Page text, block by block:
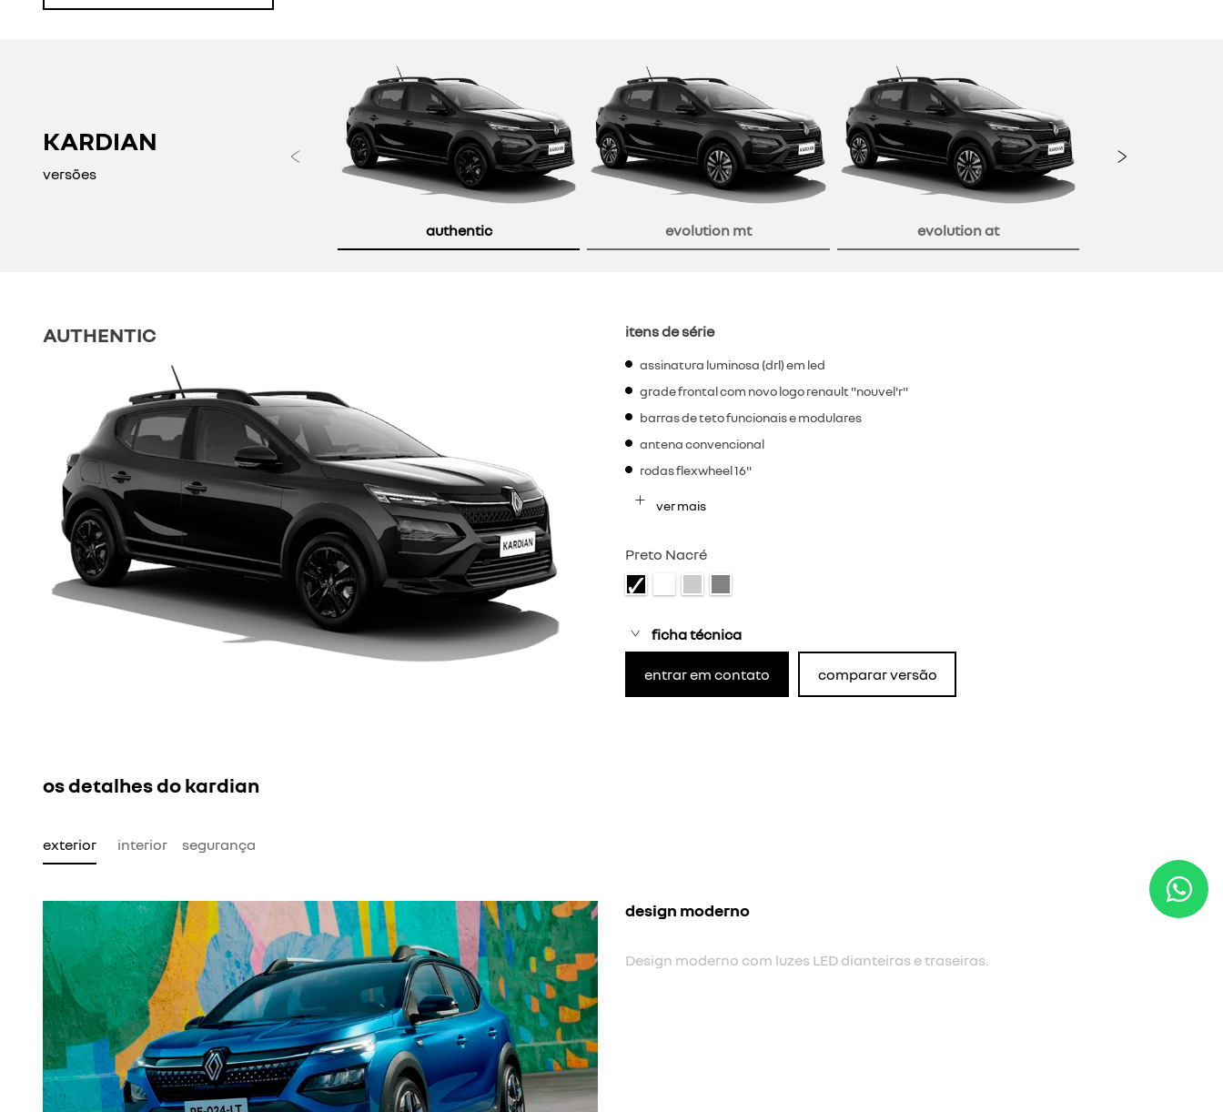
KARDIAN
versões
authentic evolution mt evolution at
Anterior
AUTHENTIC itens de série
assinatura luminosa (drl) em led
grade frontal com novo logo renault "nouvel'r"
barras de teto funcionais e modulares
antena convencional
rodas flexwheel 16"
ver mais
Preto Nacré
ficha técnica
entrar em contato comparar versão
os detalhes do kardian
exterior interior segurança
nova cor
Nova cor biton.